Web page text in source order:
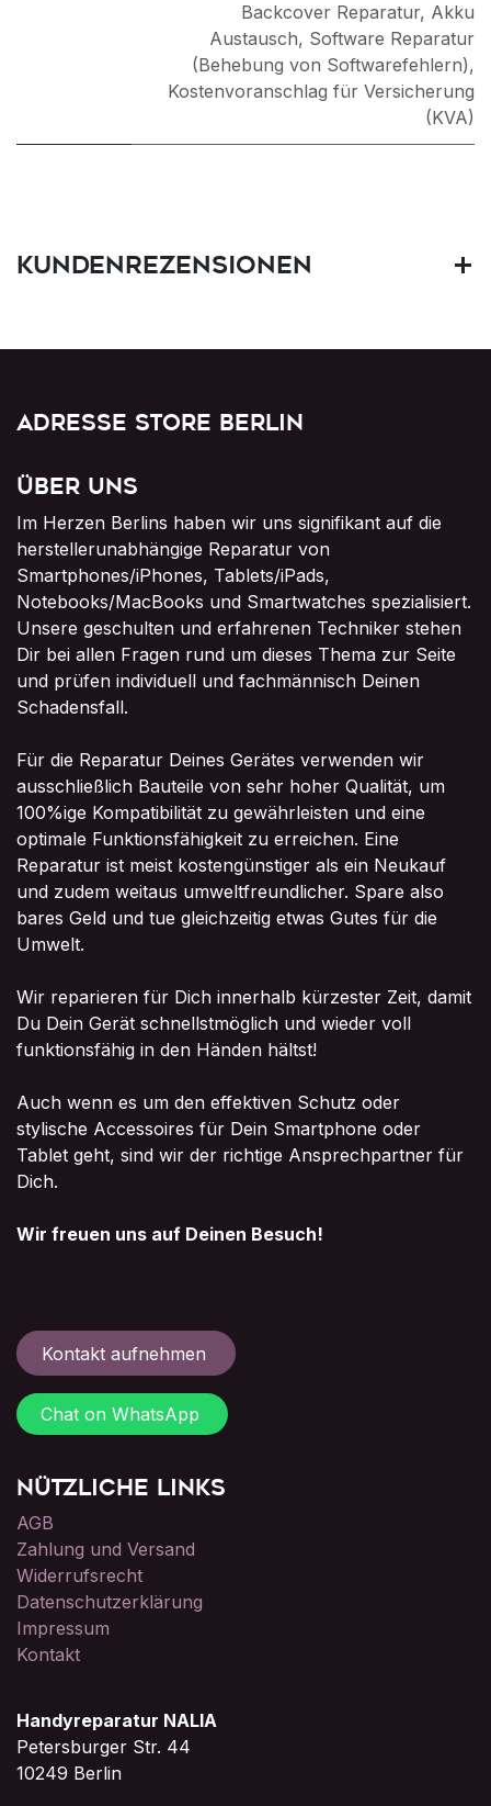
Backcover Reparatur, Akku
Austausch, Software Reparatur
(Behebung von Softwarefehlern),
Kostenvoranschlag für Versicherung
(KVA)
Kundenrezensionen
Adresse Store Berlin
Über uns
Im Herzen Berlins haben wir uns signifikant auf die
herstellerunabhängige Reparatur von
Smartphones/iPhones, Tablets/iPads,
Notebooks/MacBooks und Smartwatches spezialisiert.
Unsere geschulten und erfahrenen Techniker stehen
Dir bei allen Fragen rund um dieses Thema zur Seite
und prüfen individuell und fachmännisch Deinen
Schadensfall.
Für die Reparatur Deines Gerätes verwenden wir
ausschließlich Bauteile von sehr hoher Qualität, um
100%ige Kompatibilität zu gewährleisten und eine
optimale Funktionsfähigkeit zu erreichen. Eine
Reparatur ist meist kostengünstiger als ein Neukauf
und zudem weitaus umweltfreundlicher. Spare also
bares Geld und tue gleichzeitig etwas Gutes für die
Umwelt.
Wir reparieren für Dich innerhalb kürzester Zeit, damit
Du Dein Gerät schnellstmöglich und wieder voll
funktionsfähig in den Händen hältst!
Auch wenn es um den effektiven Schutz oder
stylische Accessoires für Dein Smartphone oder
Tablet geht, sind wir der richtige Ansprechpartner für
Dich.
Wir freuen uns auf Deinen Besuch!
Kontakt aufnehmen
Chat on WhatsApp
Nützliche Links
AGB
Zahlung und Versand
Widerrufsrecht
Datenschutzerklärung
Impressum
Kontakt
Handyreparatur NALIA
Petersburger Str. 44
10249 Berlin